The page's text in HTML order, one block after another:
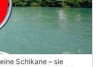
Schikane – sie